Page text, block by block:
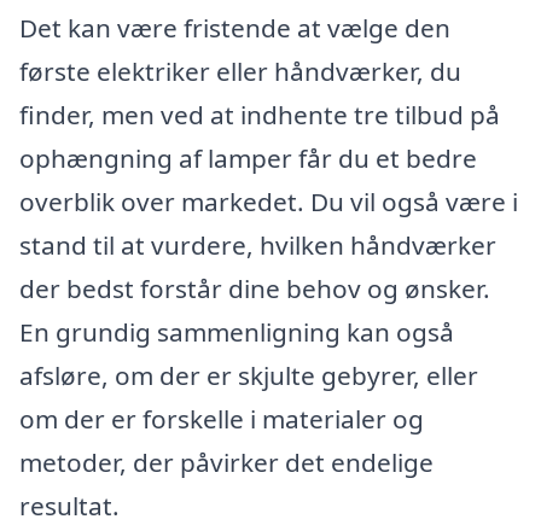
Det kan være fristende at vælge den
første elektriker eller håndværker, du
finder, men ved at indhente tre tilbud på
ophængning af lamper får du et bedre
overblik over markedet. Du vil også være i
stand til at vurdere, hvilken håndværker
der bedst forstår dine behov og ønsker.
En grundig sammenligning kan også
afsløre, om der er skjulte gebyrer, eller
om der er forskelle i materialer og
metoder, der påvirker det endelige
resultat.